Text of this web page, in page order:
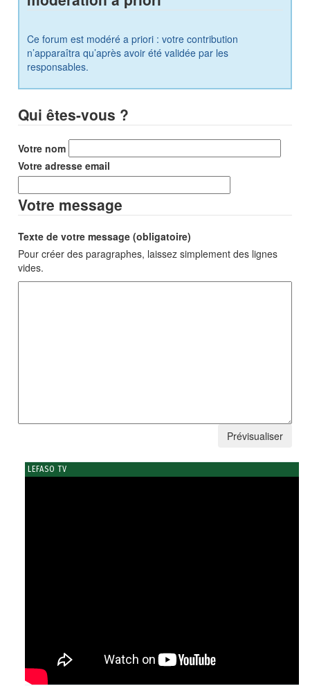
Ce forum est modéré a priori : votre contribution
n’apparaîtra qu’après avoir été validée par les
responsables.
Qui êtes-vous ?
Votre nom
Votre adresse email
Votre message
Texte de votre message (obligatoire)
Pour créer des paragraphes, laissez simplement des lignes
vides.
LEFASO TV